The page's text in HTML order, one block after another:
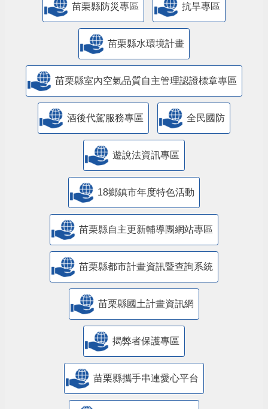
苗栗縣防災專區 抗旱專區
苗栗縣水環境計畫
苗栗縣室內空氣品質自主管理認證標章專區
酒後代駕服務專區 全民國防
遊說法資訊專區
18鄉鎮市年度特色活動
苗栗縣自主更新輔導團網站專區
苗栗縣都市計畫資訊暨查詢系統
苗栗縣國土計畫資訊網
揭弊者保護專區
苗栗縣攜手串連愛心平台